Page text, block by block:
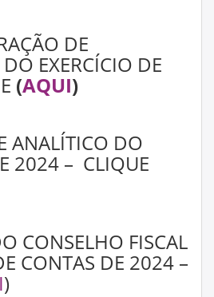
DE
EXERCÍCIO DE
(AQUI)
ANALÍTICO DO
2024 – CLIQUE
CONSELHO FISCAL
CONTAS DE 2024 –
)